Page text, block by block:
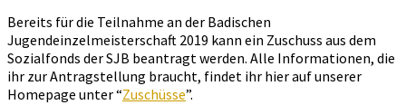
Bereits für die Teilnahme an der Badischen
Jugendeinzelmeisterschaft 2019 kann ein Zuschuss aus dem
Sozialfonds der SJB beantragt werden. Alle Informationen, die
ihr zur Antragstellung braucht, findet ihr hier auf unserer
Homepage unter “Zuschüsse”.